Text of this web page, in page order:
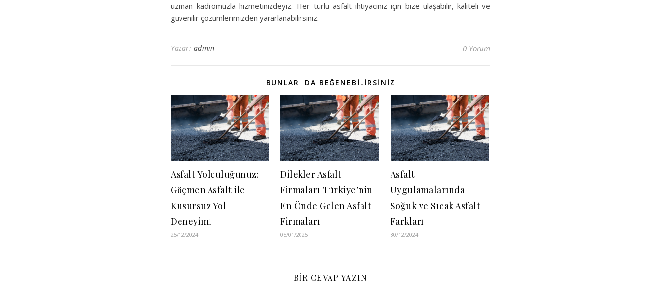
uzman kadromuzla hizmetinizdeyiz. Her türlü asfalt ihtiyacınız için bize ulaşabilir, kaliteli ve
güvenilir çözümlerimizden yararlanabilirsiniz.
Yazar: admin 0 Yorum
BUNLARI DA BEĞENEBILIRSINIZ
Asfalt Yolculuğunuz:
Göçmen Asfalt ile
Kusursuz Yol
Deneyimi
25/12/2024
Dilekler Asfalt
Firmaları Türkiye’nin
En Önde Gelen Asfalt
Firmaları
05/01/2025
Asfalt
Uygulamalarında
Soğuk ve Sıcak Asfalt
Farkları
30/12/2024
BIR CEVAP YAZIN